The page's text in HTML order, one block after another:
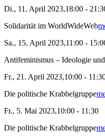
Di., 11. April 2023,18:00 -
Solidarität im WorldWideWeb
Sa., 15. April 2023,11:00 -
Antifeminismus – Ideologie
Fr., 21. April 2023,10:00 -
Die politische Krabbelgruppe
Fr., 5. Mai 2023,10:00 - 11:30
Die politische Krabbelgruppe